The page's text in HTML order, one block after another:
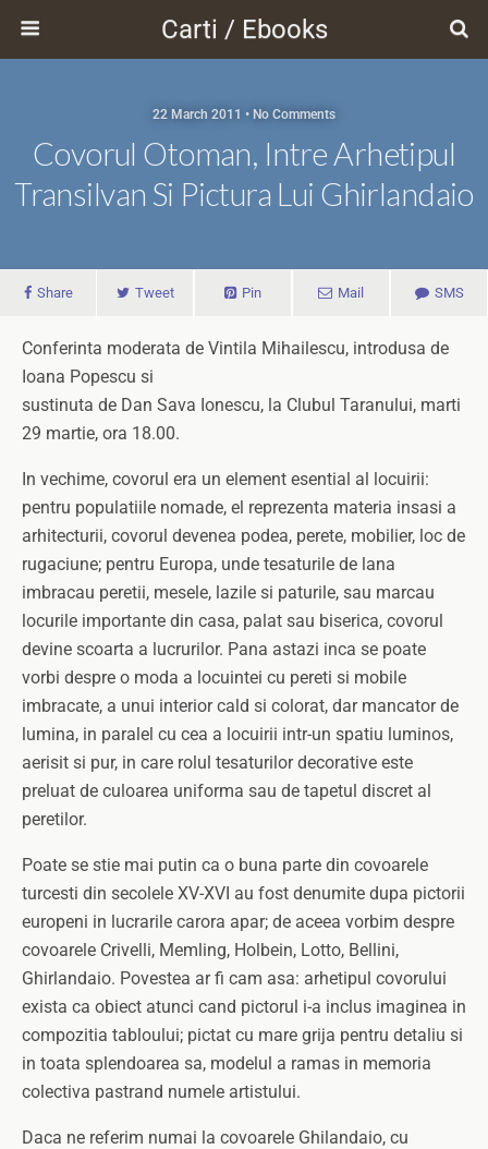
Carti / Ebooks
22 March 2011 • No Comments
Covorul Otoman, Intre Arhetipul
Transilvan Si Pictura Lui Ghirlandaio
Share Tweet Pin Mail SMS
Conferinta moderata de Vintila Mihailescu, introdusa de
Ioana Popescu si
sustinuta de Dan Sava Ionescu, la Clubul Taranului, marti
29 martie, ora 18.00.
In vechime, covorul era un element esential al locuirii:
pentru populatiile nomade, el reprezenta materia insasi a
arhitecturii, covorul devenea podea, perete, mobilier, loc de
rugaciune; pentru Europa, unde tesaturile de lana
imbracau peretii, mesele, lazile si paturile, sau marcau
locurile importante din casa, palat sau biserica, covorul
devine scoarta a lucrurilor. Pana astazi inca se poate
vorbi despre o moda a locuintei cu pereti si mobile
imbracate, a unui interior cald si colorat, dar mancator de
lumina, in paralel cu cea a locuirii intr-un spatiu luminos,
aerisit si pur, in care rolul tesaturilor decorative este
preluat de culoarea uniforma sau de tapetul discret al
peretilor.
Poate se stie mai putin ca o buna parte din covoarele
turcesti din secolele XV-XVI au fost denumite dupa pictorii
europeni in lucrarile carora apar; de aceea vorbim despre
covoarele Crivelli, Memling, Holbein, Lotto, Bellini,
Ghirlandaio. Povestea ar fi cam asa: arhetipul covorului
exista ca obiect atunci cand pictorul i-a inclus imaginea in
compozitia tabloului; pictat cu mare grija pentru detaliu si
in toata splendoarea sa, modelul a ramas in memoria
colectiva pastrand numele artistului.
Daca ne referim numai la covoarele Ghilandaio, cu